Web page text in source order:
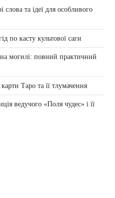
та ідеї для особливого
по касту культової саги
могилі: повний практичний
Таро та її тлумачення
ведучого «Поля чудес» і її